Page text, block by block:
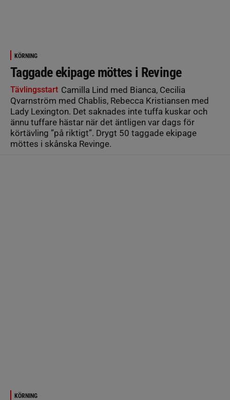
KÖRNING
Taggade ekipage möttes i Revinge
Tävlingsstart Camilla Lind med Bianca, Cecilia
Qvarnström med Chablis, Rebecca Kristiansen med
Lady Lexington. Det saknades inte tuffa kuskar och
ännu tuffare hästar när det äntligen var dags för
körtävling ”på riktigt”. Drygt 50 taggade ekipage
möttes i skånska Revinge.
KÖRNING